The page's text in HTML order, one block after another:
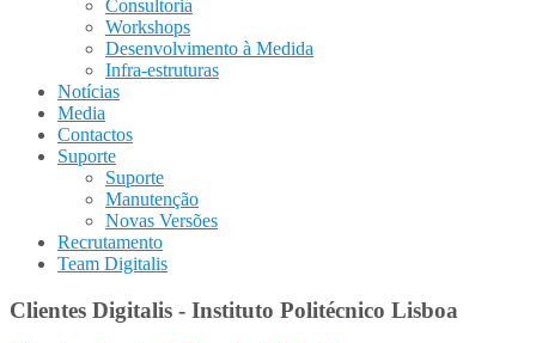
Consultoria
Workshops
Desenvolvimento à Medida
Infra-estruturas
Notícias
Media
Contactos
Suporte
Suporte
Manutenção
Novas Versões
Recrutamento
Team Digitalis
Clientes Digitalis - Instituto Politécnico Lisboa